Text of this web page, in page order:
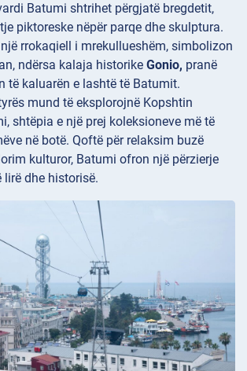
Batumi shtrihet përgjatë bregdetit,
piktoreske nëpër parqe dhe skulptura.
rrokaqiell i mrekullueshëm, simbolizon
ndërsa kalaja historike Gonio, pranë
të kaluarën e lashtë të Batumit.
mund të eksplorojnë Kopshtin
shtëpia e një prej koleksioneve më të
në botë. Qoftë për relaksim buzë
kulturor, Batumi ofron një përzierje
lirë dhe historisë.